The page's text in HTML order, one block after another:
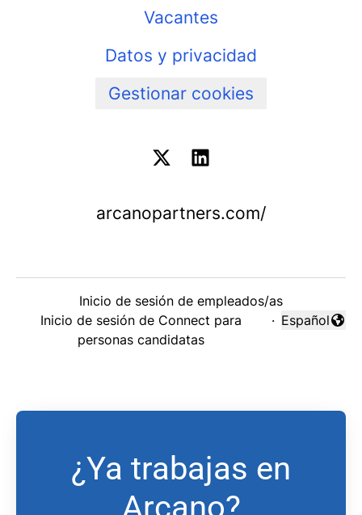
Vacantes
Datos y privacidad
Gestionar cookies
arcanopartners.com/
Inicio de sesión de empleados/as
Inicio de sesión de Connect para
personas candidatas
·
Cambiar
Español
¿Ya trabajas en